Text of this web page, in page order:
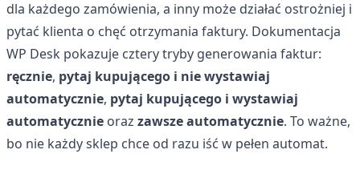
dla każdego zamówienia, a inny może działać ostrożniej i
pytać klienta o chęć otrzymania faktury. Dokumentacja
WP Desk pokazuje cztery tryby generowania faktur:
ręcznie, pytaj kupującego i nie wystawiaj
automatycznie, pytaj kupującego i wystawiaj
automatycznie oraz zawsze automatycznie. To ważne,
bo nie każdy sklep chce od razu iść w pełen automat.